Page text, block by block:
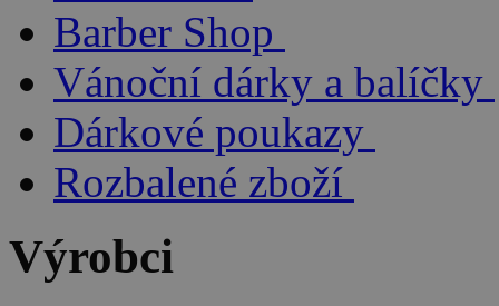
Barber Shop
Vánoční dárky a balíčky
Dárkové poukazy
Rozbalené zboží
Výrobci